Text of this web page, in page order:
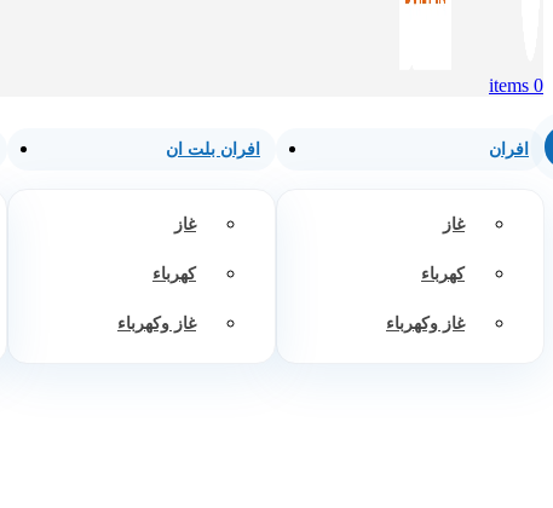
0
items
افران
غاز
كهرباء
غاز وكهرباء
افران بلت ان
غاز
كهرباء
غاز وكهرباء